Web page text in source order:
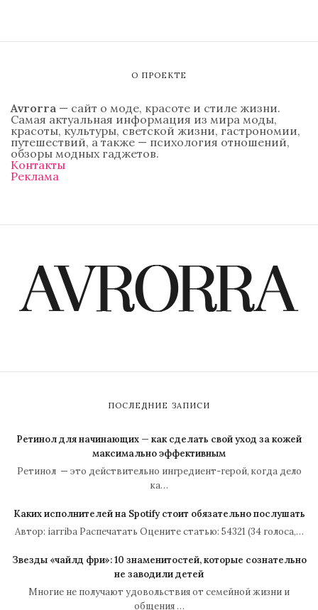
О ПРОЕКТЕ
Avrorra — сайт о моде, красоте и стиле жизни.
Самая актуальная информация из мира моды,
красоты, культуры, светской жизни, гастрономии,
путешествий, а также — психология отношений,
обзоры модных гаджетов.
Контакты
Реклама
ПОСЛЕДНИЕ ЗАПИСИ
Ретинол для начинающих — как сделать свой уход за кожей
максимально эффективным
Ретинол — это действительно ингредиент-герой, когда дело
ка…
Каких исполнителей на Spotify стоит обязательно послушать
Автор: iarriba Распечатать Оцените статью: 54321 (34 голоса,…
Звезды «чайлд фри»: 10 знаменитостей, которые сознательно
не заводили детей
Многие не получают удовольствия от семейной жизни и
общения …